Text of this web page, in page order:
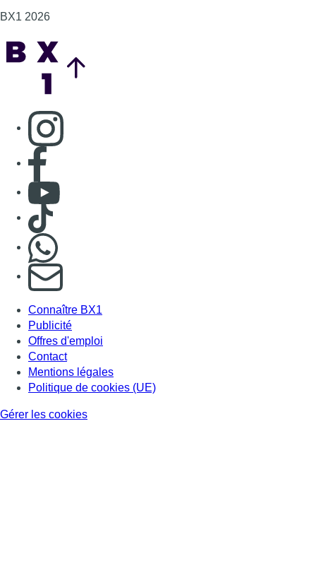
BX1 2026
Consulter page Instagram
Consulter page Facebook
Consulter Youtube
Consulter TikTok
S'abonner à notre newsletter
Connaître BX1
Publicité
Offres d'emploi
Contact
Mentions légales
Politique de cookies (UE)
Gérer les cookies